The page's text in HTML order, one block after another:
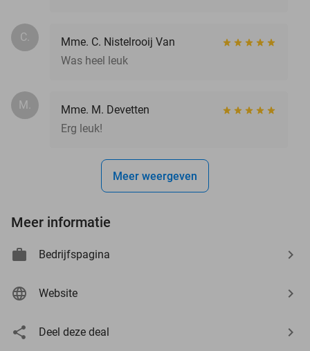
C.
Mme. C. Nistelrooij Van
Was heel leuk
M.
Mme. M. Devetten
Erg leuk!
Meer weergeven
Meer informatie
Bedrijfspagina
Website
Deel deze deal